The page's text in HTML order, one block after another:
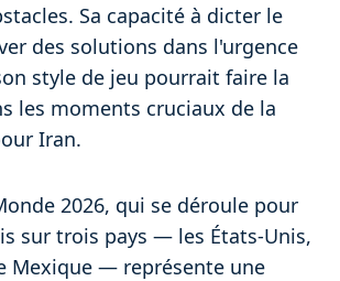
Sa capacité à dicter le
des solutions dans l'urgence
style de jeu pourrait faire la
les moments cruciaux de la
Iran.
2026, qui se déroule pour
sur trois pays — les États-Unis,
Mexique — représente une